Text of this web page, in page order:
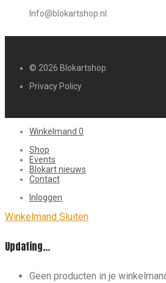
Info@blokartshop.nl
© 2026 Blokartshop
Privacy Policy
Winkelmand 0
Shop
Events
Blokart nieuws
Contact
Inloggen
Winkelmand Sluiten
Updating…
Geen producten in je